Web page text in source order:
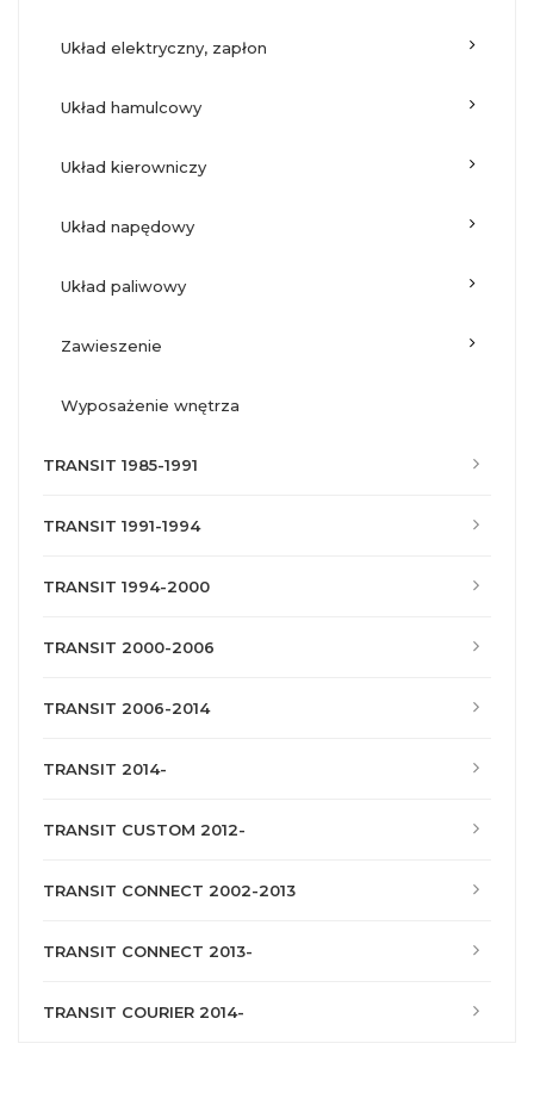
układ elektryczny, zapłon
układ hamulcowy
układ kierowniczy
układ napędowy
układ paliwowy
zawieszenie
wyposażenie wnętrza
TRANSIT 1985-1991
TRANSIT 1991-1994
TRANSIT 1994-2000
TRANSIT 2000-2006
TRANSIT 2006-2014
TRANSIT 2014-
TRANSIT CUSTOM 2012-
TRANSIT CONNECT 2002-2013
TRANSIT CONNECT 2013-
TRANSIT COURIER 2014-